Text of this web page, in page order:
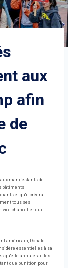
aux
afin
de
manifestants de
bâtiments
et qu'il créera
tous ses
vice-chancelier qui
américain, Donald
essentielles à sa
qu'elle annulerait les
que punition pour